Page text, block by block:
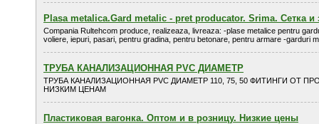
Plasa metalica.Gard metalic - pret producator. Srima. Сетка
Compania Rultehcom produce, realizeaza, livreaza: -plase metalice pentru
voliere, iepuri, pasari, pentru gradina, pentru betonare, pentru armare -garduri
ТРУБА КАНАЛИЗАЦИОННАЯ PVC ДИАМЕТР
ТРУБА КАНАЛИЗАЦИОННАЯ PVC ДИАМЕТР 110, 75, 50 ФИТИНГИ ОТ
НИЗКИМ ЦЕНАМ
Пластиковая вагонка. Оптом и в розницу. Низкие цены